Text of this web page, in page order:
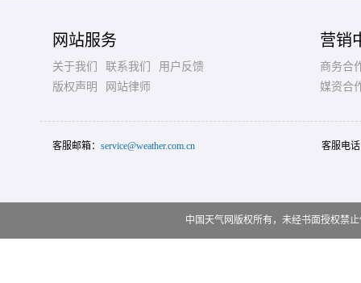
网站服务
关于我们 联系我们
用户反馈
版权声明
网站律师
营销
商务合
媒资合
客服邮箱： service@weather.com.cn 客服电
中国天气网版权所有，未经书面授权